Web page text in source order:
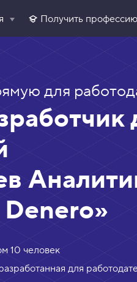
Получить профессию
для
10 человек
для